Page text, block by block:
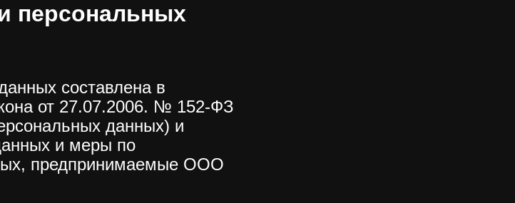
персональных
составлена в
от 27.07.2006. № 152-ФЗ
данных) и
и меры по
предпринимаемые ООО